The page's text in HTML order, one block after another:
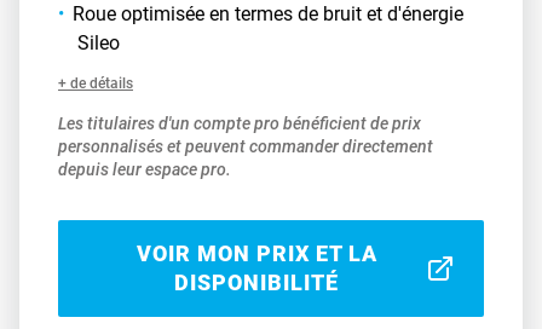
Roue optimisée en termes de bruit et d'énergie
Sileo
+ de détails
Les titulaires d'un compte pro bénéficient de prix
personnalisés et peuvent commander directement
depuis leur espace pro.
VOIR MON PRIX ET LA
DISPONIBILITÉ